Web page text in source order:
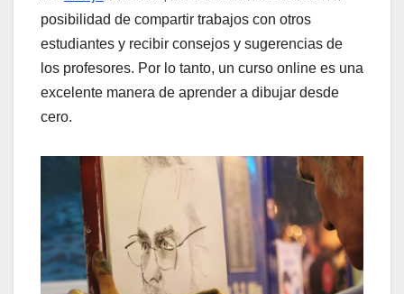
posibilidad de compartir trabajos con otros
estudiantes y recibir consejos y sugerencias de
los profesores. Por lo tanto, un curso online es una
excelente manera de aprender a dibujar desde
cero.